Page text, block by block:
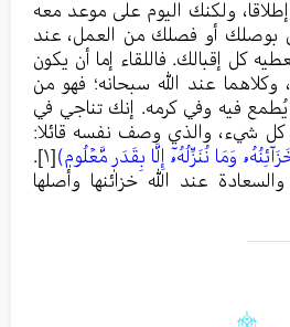
ولكنك اليوم على موعد معه
بوصلك أو فصلك من العمل، عند
كل إقبالك. فاللقاء إما أن يكون
عند الله سبحانه؛ فهو من
فيه وفي كرمه. إنك تناجي في
كل شيء، والذي وصف نفسه قائلا:
وَمَا نُنَزِّلُهُۥٓ إِلَّا بِقَدَرٖ مَّعۡلُومٖ)[١] .
عند الله خزائنها وأصلها